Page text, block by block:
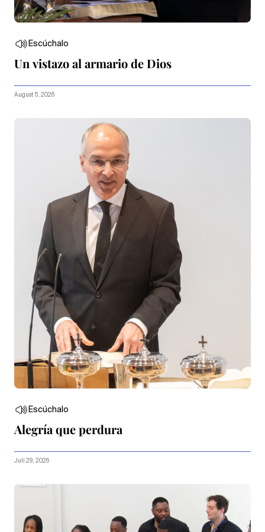
Escúchalo
Un vistazo al armario de Dios
August 5, 2026
Escúchalo
Alegría que perdura
Juli 29, 2026